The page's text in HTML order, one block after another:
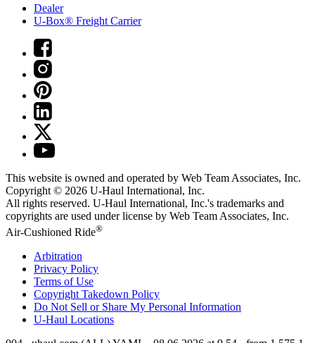
Dealer
U-Box® Freight Carrier
This website is owned and operated by Web Team Associates, Inc.
Copyright © 2026 U-Haul International, Inc.
All rights reserved. U-Haul International, Inc.'s trademarks and
copyrights are used under license by Web Team Associates, Inc.
Air-Cushioned Ride®
Arbitration
Privacy Policy
Terms of Use
Copyright Takedown Policy
Do Not Sell or Share My Personal Information
U-Haul Locations